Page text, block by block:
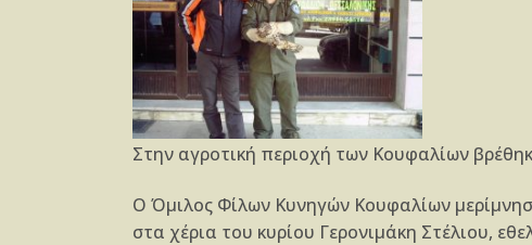
Στην αγροτική περιοχή των Κουφαλίων
Ο Όμιλος Φίλων Κυνηγών Κουφαλίων
στα χέρια του κυρίου Γερονιμάκη Στέλιου,